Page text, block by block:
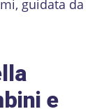
guidata da
e